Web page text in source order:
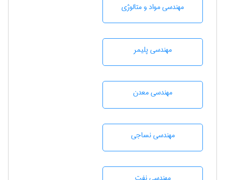
مهندسی مواد و متالوژی
مهندسی پليمر
مهندسی معدن
مهندسي نساجی